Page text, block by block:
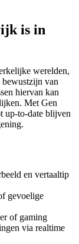
is in
werelden,
van
hiervan kan
Met Gen
up-to-date blijven
en vertaaltip
gevoelige
of gaming
via realtime